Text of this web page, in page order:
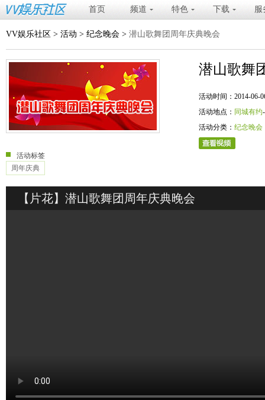
首页 频道 特色 下载 服
VV娱乐社区 > 活动 > 纪念晚会 > 潜山歌舞团周年庆典晚会
潜山歌舞
活动时间：2014-06-
活动地点： 同城有约
活动分类： 纪念晚会
活动标签
周年庆典
【片花】潜山歌舞团周年庆典晚会